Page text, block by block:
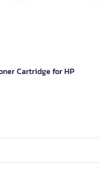
Cartridge for HP